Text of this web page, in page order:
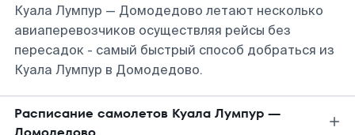
Куала Лумпур — Домодедово летают несколько
авиаперевозчиков осуществляя рейсы без
пересадок - самый быстрый способ добраться из
Куала Лумпур в Домодедово.
Расписание самолетов Куала Лумпур —